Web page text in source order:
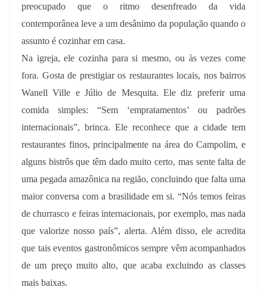
preocupado que o ritmo desenfreado da vida
contemporânea leve a um desânimo da população quando o
assunto é cozinhar em casa.
Na igreja, ele cozinha para si mesmo, ou às vezes come
fora. Gosta de prestigiar os restaurantes locais, nos bairros
Wanell Ville e Júlio de Mesquita. Ele diz preferir uma
comida simples: “Sem ‘empratamentos’ ou padrões
internacionais”, brinca. Ele reconhece que a cidade tem
restaurantes finos, principalmente na área do Campolim, e
alguns bistrôs que têm dado muito certo, mas sente falta de
uma pegada amazônica na região, concluindo que falta uma
maior conversa com a brasilidade em si. “Nós temos feiras
de churrasco e feiras internacionais, por exemplo, mas nada
que valorize nosso país”, alerta. Além disso, ele acredita
que tais eventos gastronômicos sempre vêm acompanhados
de um preço muito alto, que acaba excluindo as classes
mais baixas.